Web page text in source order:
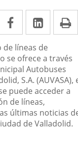
Facebook
Enlace
a
una
aplicación
externa.
Enlace
a
una
de líneas de
se ofrece a través
Autobuses
S.A. (AUVASA),
puede acceder a
de líneas,
últimas noticias
de Valladolid.